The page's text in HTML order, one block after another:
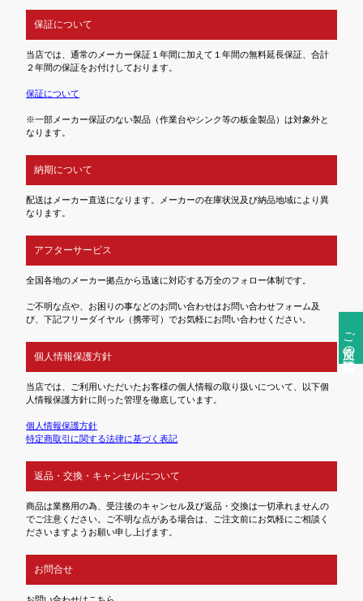
ご注文前の確認事項
保証について
当店では、通常のメーカー保証１年間に加えて１年間の無料延長保証、合計
２年間の保証をお付けしております。
保証について
※一部メーカー保証のない製品（作業台やシンク等の板金製品）は対象外と
なります。
納期について
配送はメーカー直送になります。メーカーの在庫状況及び納品地域により異
なります。
アフターサービス
全国各地のメーカー拠点から迅速に対応する万全のフォロー体制です。
ご不明な点や、お困りの事などのお問い合わせはお問い合わせフォーム及
び、下記フリーダイヤル（携帯可）でお気軽にお問い合わせください。
個人情報保護方針
当店では、ご利用いただいたお客様の個人情報の取り扱いについて、以下個
人情報保護方針に則った管理を徹底しています。
個人情報保護方針
特定商取引に関する法律に基づく表記
返品・交換・キャンセルについて
商品は業務用の為、受注後のキャンセル及び返品・交換は一切承れませんの
でご注意ください。ご不明な点がある場合は、ご注文前にお気軽にご相談く
ださいますようお願い申し上げます。
お問合せ